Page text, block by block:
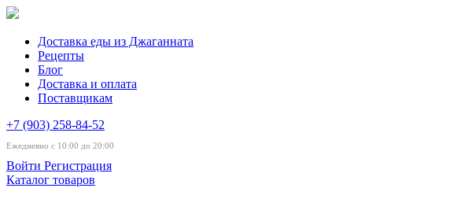
Доставка еды из Джаганната
Рецепты
Блог
Доставка и оплата
Поставщикам
+7 (903) 258-84-52
Ежедневно с 10:00 до 20:00
Войти Регистрация
Каталог товаров